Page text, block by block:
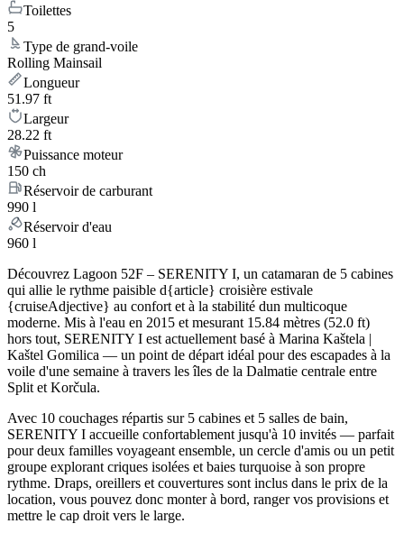
Toilettes
5
Type de grand-voile
Rolling Mainsail
Longueur
51.97 ft
Largeur
28.22 ft
Puissance moteur
150 ch
Réservoir de carburant
990 l
Réservoir d'eau
960 l
Découvrez Lagoon 52F – SERENITY I, un catamaran de 5 cabines
qui allie le rythme paisible d{article} croisière estivale
{cruiseAdjective} au confort et à la stabilité dun multicoque
moderne. Mis à l'eau en 2015 et mesurant 15.84 mètres (52.0 ft)
hors tout, SERENITY I est actuellement basé à Marina Kaštela |
Kaštel Gomilica — un point de départ idéal pour des escapades à la
voile d'une semaine à travers les îles de la Dalmatie centrale entre
Split et Korčula.
Avec 10 couchages répartis sur 5 cabines et 5 salles de bain,
SERENITY I accueille confortablement jusqu'à 10 invités — parfait
pour deux familles voyageant ensemble, un cercle d'amis ou un petit
groupe explorant criques isolées et baies turquoise à son propre
rythme. Draps, oreillers et couvertures sont inclus dans le prix de la
location, vous pouvez donc monter à bord, ranger vos provisions et
mettre le cap droit vers le large.